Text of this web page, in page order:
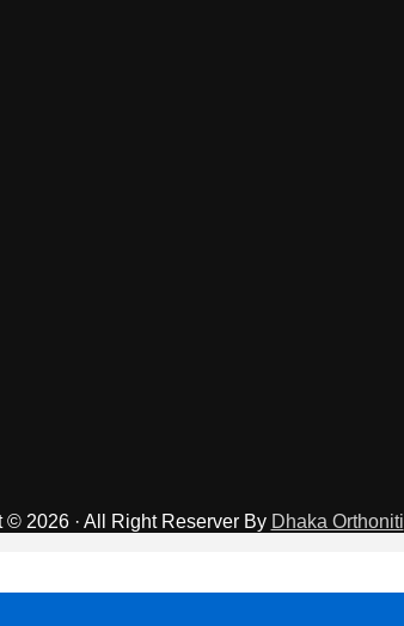
© 2026 · All Right Reserver By Dhaka Orthoniti